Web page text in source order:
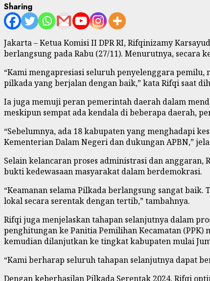
Sharing
Jakarta – Ketua Komisi II DPR RI, Rifqinizamy
berlangsung pada Rabu (27/11). Menurutnya, secara
“Kami mengapresiasi seluruh penyelenggara
pilkada yang berjalan dengan baik,” kata Rifqi saat
Ia juga memuji peran pemerintah daerah dalam
meskipun sempat ada kendala di beberapa daerah,
“Sebelumnya, ada 18 kabupaten yang menghadapi
Kementerian Dalam Negeri dan dukungan APBN,”
Selain kelancaran proses administrasi dan
bukti kedewasaan masyarakat dalam berdemokrasi.
“Keamanan selama Pilkada berlangsung sangat
lokal secara serentak dengan tertib,” tambahnya.
Rifqi juga menjelaskan tahapan selanjutnya dalam
penghitungan ke Panitia Pemilihan Kecamatan (PPK)
kemudian dilanjutkan ke tingkat kabupaten mulai
“Kami berharap seluruh tahapan selanjutnya dapat
Dengan keberhasilan Pilkada Serentak 2024, Rifqi